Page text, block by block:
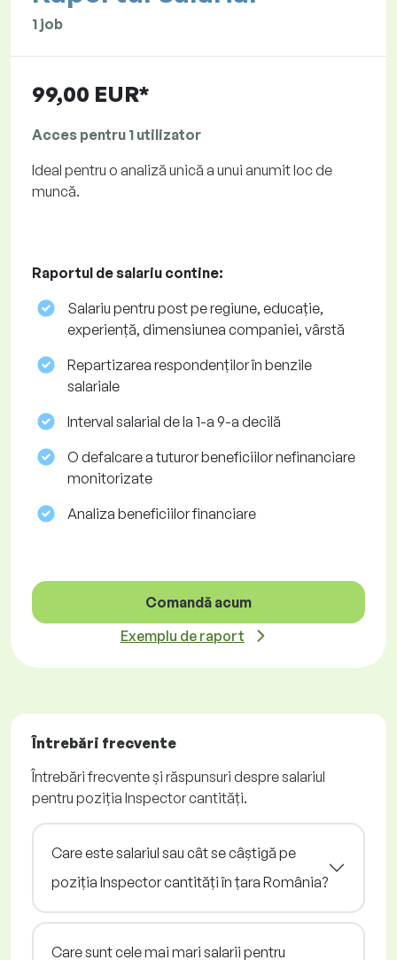
1 job
99,00 EUR*
Acces pentru 1 utilizator
Ideal pentru o analiză unică a unui anumit loc de
muncă.
Raportul de salariu contine:
Salariu pentru post pe regiune, educație,
experiență, dimensiunea companiei, vârstă
Repartizarea respondenților în benzile
salariale
Interval salarial de la 1-a 9-a decilă
O defalcare a tuturor beneficiilor nefinanciare
monitorizate
Analiza beneficiilor financiare
Comandă acum
Exemplu de raport
Întrebări frecvente
Întrebări frecvente și răspunsuri despre salariul
pentru poziția Inspector cantități.
Care este salariul sau cât se câștigă pe
poziția Inspector cantități în țara România?
Care sunt cele mai mari salarii pentru